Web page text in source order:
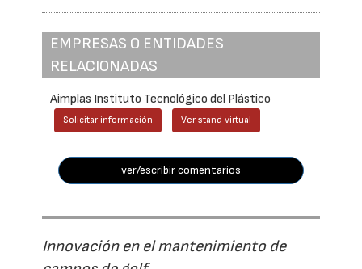
EMPRESAS O ENTIDADES
RELACIONADAS
Aimplas Instituto Tecnológico del Plástico
Solicitar información Ver stand virtual
ver/escribir comentarios
Innovación en el mantenimiento de